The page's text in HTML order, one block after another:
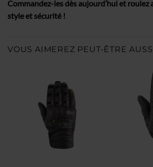
Commandez-les dès aujourd’hui et roulez
style et sécurité !
VOUS AIMEREZ PEUT-ÊTRE